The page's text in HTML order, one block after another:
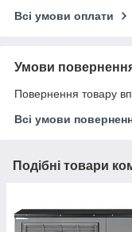
Всі умови оплати
Умови
Повернення товару
Всі умови
Подібні товари